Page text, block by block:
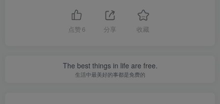
点赞 6 分享 收藏
The best things in life are free.
生活中最美好的事都是免费的